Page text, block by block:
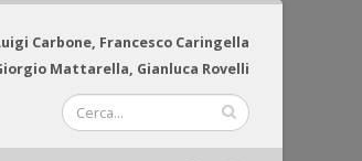
Carbone, Francesco Caringella
Mattarella, Gianluca Rovelli